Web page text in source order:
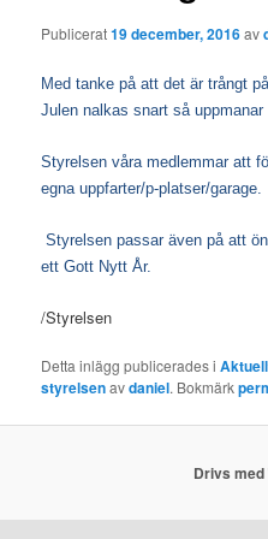
Publicerat19 december, 2016av
Med tanke på att det är trångt
Julen nalkas snart så uppmanar
Styrelsen våra medlemmar att
egna uppfarter/p-platser/garage.
Styrelsen passar även på att
ett Gott Nytt År.
/Styrelsen
Detta inlägg publicerades i
styrelsenavdaniel. Bokmärk
Drivs